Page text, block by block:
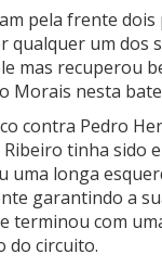
pela frente
um dos
mas recuperou
Morais nesta
contra Pedro
tinha sido
uma longa
garantindo a
com
do circuito.